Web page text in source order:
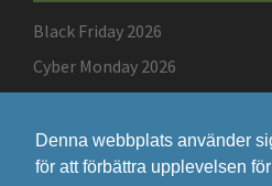
Denna webbplats använder
för att förbättra upplevelsen
Black Friday 2026
Cyber Monday 2026